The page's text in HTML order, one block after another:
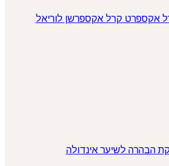
אקספרט קרל אקספרשן לוריאל
הבהרה לשיער אינדולה